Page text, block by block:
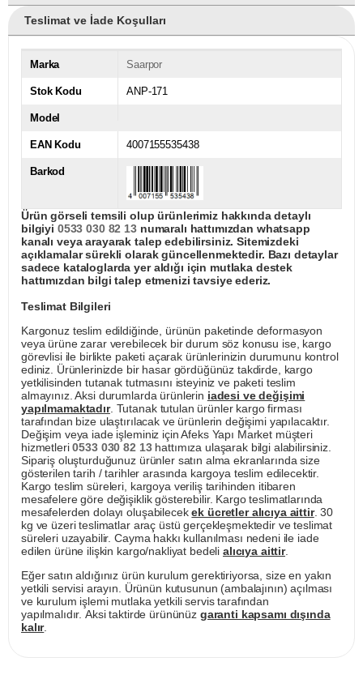
Teslimat ve İade Koşulları
Marka Saarpor
Stok Kodu ANP-171
Model
EAN Kodu 4007155535438
Barkod
Ürün görseli temsili olup ürünlerimiz hakkında detaylı
bilgiyi 0533 030 82 13numaralı hattımızdan whatsapp
kanalı veya arayarak talep edebilirsiniz. Sitemizdeki
açıklamalar sürekli olarak güncellenmektedir. Bazı detaylar
sadece kataloglarda yer aldığı için mutlaka destek
hattımızdan bilgi talep etmenizi tavsiye ederiz.
Teslimat Bilgileri
Kargonuz teslim edildiğinde, ürünün paketinde deformasyon
veya ürüne zarar verebilecek bir durum söz konusu ise, kargo
görevlisi ile birlikte paketi açarak ürünlerinizin durumunu kontrol
ediniz. Ürünlerinizde bir hasar gördüğünüz takdirde, kargo
yetkilisinden tutanak tutmasını isteyiniz ve paketi teslim
almayınız. Aksi durumlarda ürünlerin iadesi ve değişimi
yapılmamaktadır. Tutanak tutulan ürünler kargo firması
tarafından bize ulaştırılacak ve ürünlerin değişimi yapılacaktır.
Değişim veya iade işleminiz için Afeks Yapı Market müşteri
hizmetleri0533 030 82 13hattımıza ulaşarak bilgi alabilirsiniz.
Sipariş oluşturduğunuz ürünler satın alma ekranlarında size
gösterilen tarih / tarihler arasında kargoya teslim edilecektir.
Kargo teslim süreleri, kargoya veriliş tarihinden itibaren
mesafelere göre değişiklik gösterebilir. Kargo teslimatlarında
mesafelerden dolayı oluşabilecekek ücretler alıcıya aittir. 30
kg ve üzeri teslimatlar araç üstü gerçekleşmektedir ve teslimat
süreleri uzayabilir. Cayma hakkı kullanılması nedeni ile iade
edilen ürüne ilişkin kargo/nakliyat bedeli alıcıya aittir.
Eğer satın aldığınız ürün kurulum gerektiriyorsa, size en yakın
yetkili servisi arayın. Ürünün kutusunun (ambalajının) açılması
ve kurulum işlemi mutlaka yetkili servis tarafından
yapılmalıdır. Aksi taktirde ürününüz garanti kapsamı dışında
kalır.